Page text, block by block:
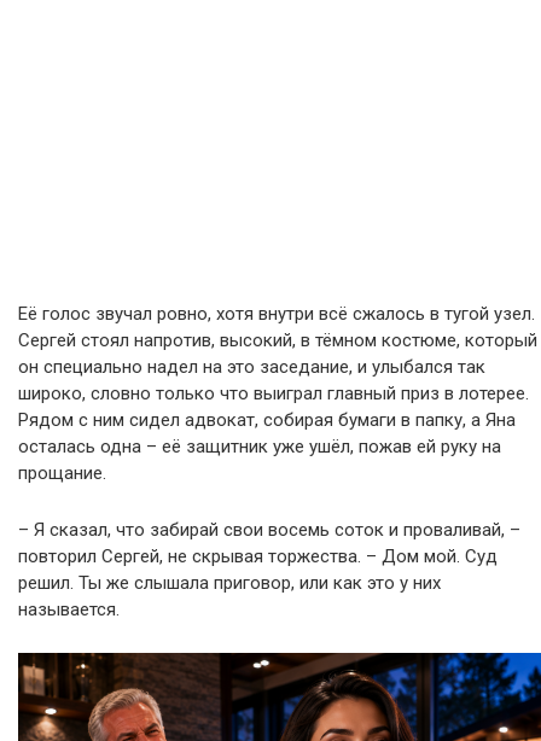
Её голос звучал ровно, хотя внутри всё сжалось в тугой узел.
Сергей стоял напротив, высокий, в тёмном костюме, который
он специально надел на это заседание, и улыбался так
широко, словно только что выиграл главный приз в лотерее.
Рядом с ним сидел адвокат, собирая бумаги в папку, а Яна
осталась одна – её защитник уже ушёл, пожав ей руку на
прощание.
– Я сказал, что забирай свои восемь соток и проваливай, –
повторил Сергей, не скрывая торжества. – Дом мой. Суд
решил. Ты же слышала приговор, или как это у них
называется.